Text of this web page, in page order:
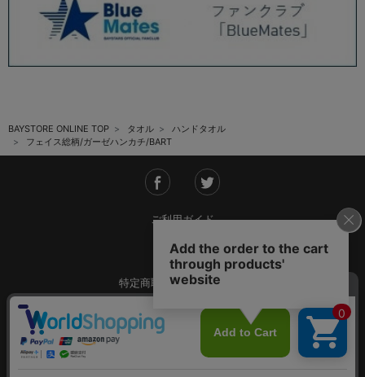
BAYSTORE ONLINE TOP タオル
ハンドタオル
フェイス総柄/ガーゼハンカチ/BART
ご利用ガイド
会社概要
特定商取引法に基づく表記
ご利用規約